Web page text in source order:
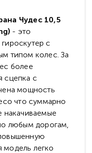
Чудес 10,5
- это
с
типом колес. За
более
сцепка с
мощность
что суммарно
любым дорогам,
легко